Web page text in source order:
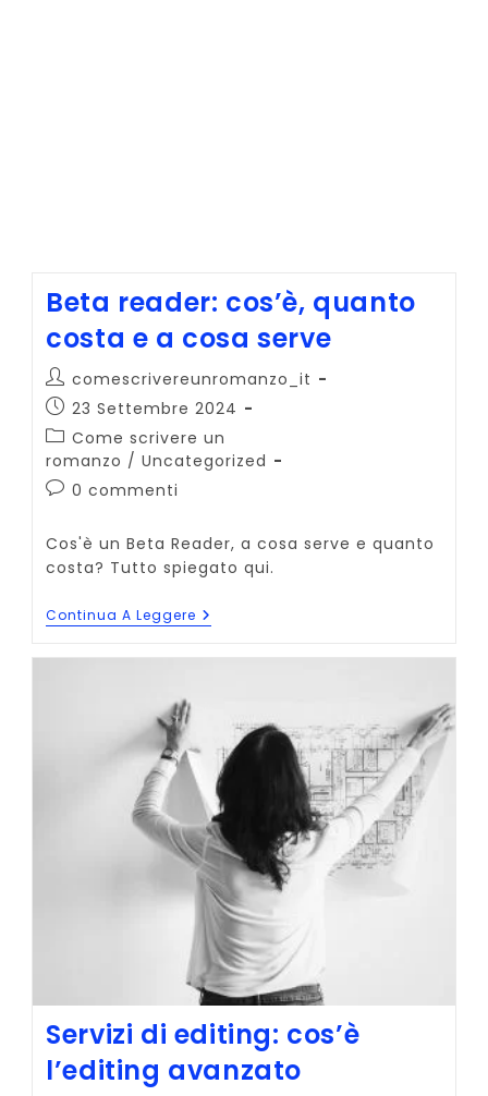
Beta reader: cos’è, quanto
costa e a cosa serve
Autore
dell'articolo:
comescrivereunromanzo_it
Articolo
pubblicato:
23 Settembre 2024
Categoria
dell'articolo:
Come scrivere un
romanzo / Uncategorized
Commenti
0 commenti
Cos'è un Beta Reader, a cosa serve e quanto
costa? Tutto spiegato qui.
Continua A Leggere Beta
Reader:
Cosa
Serve
Servizi di editing: cos’è
l’editing avanzato